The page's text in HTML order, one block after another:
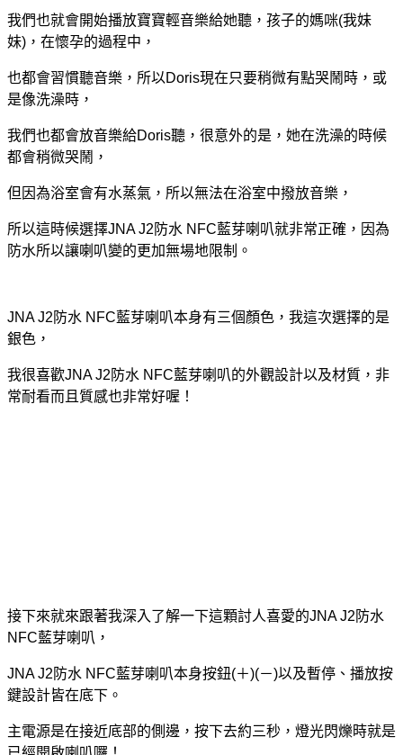
我們也就會開始播放寶寶輕音樂給她聽，孩子的媽咪(我妹
妹)，在懷孕的過程中，
也都會習慣聽音樂，所以Doris現在只要稍微有點哭鬧時，或
是像洗澡時，
我們也都會放音樂給Doris聽，很意外的是，她在洗澡的時候
都會稍微哭鬧，
但因為浴室會有水蒸氣，所以無法在浴室中撥放音樂，
所以這時候選擇JNA J2防水 NFC藍芽喇叭就非常正確，因為
防水所以讓喇叭變的更加無場地限制。
JNA J2防水 NFC藍芽喇叭本身有三個顏色，我這次選擇的是
銀色，
我很喜歡JNA J2防水 NFC藍芽喇叭的外觀設計以及材質，非
常耐看而且質感也非常好喔！
接下來就來跟著我深入了解一下這顆討人喜愛的JNA J2防水
NFC藍芽喇叭，
JNA J2防水 NFC藍芽喇叭本身按鈕(＋)(－)以及暫停、播放按
鍵設計皆在底下。
主電源是在接近底部的側邊，按下去約三秒，燈光閃爍時就是